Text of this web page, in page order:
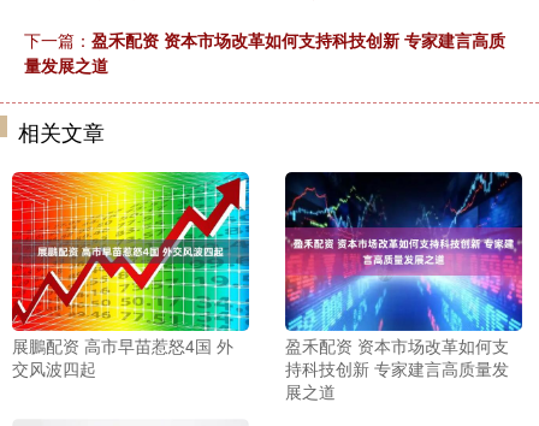
下一篇： 盈禾配资 资本市场改革如何支持科技创新 专家建言高质
量发展之道
相关文章
展鵬配资 高市早苗惹怒4国 外
交风波四起
盈禾配资 资本市场改革如何支
持科技创新 专家建言高质量发
展之道